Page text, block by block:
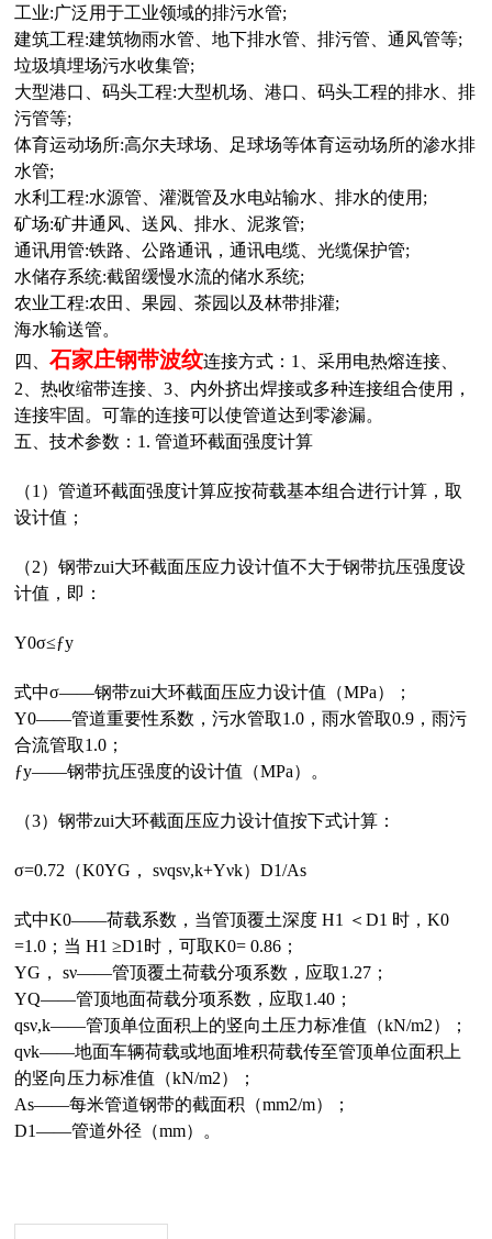
工业:广泛用于工业领域的排污水管;
建筑工程:建筑物雨水管、地下排水管、排污管、通风管等;
垃圾填埋场污水收集管;
大型港口、码头工程:大型机场、港口、码头工程的排水、排
污管等;
体育运动场所:高尔夫球场、足球场等体育运动场所的渗水排
水管;
水利工程:水源管、灌溉管及水电站输水、排水的使用;
矿场:矿井通风、送风、排水、泥浆管;
通讯用管:铁路、公路通讯，通讯电缆、光缆保护管;
水储存系统:截留缓慢水流的储水系统;
农业工程:农田、果园、茶园以及林带排灌;
海水输送管。
四、石家庄钢带波纹连接方式：1、采用电热熔连接、
2、热收缩带连接、3、 内外挤出焊接或多种连接组合使用，
连接牢固。可靠的连接可以使管道达到零渗漏。
五、技术参数： 1. 管道环截面强度计算
（1）管道环截面强度计算应按荷载基本组合进行计算，取
设计值；
（2）钢带zui大环截面压应力设计值不大于钢带抗压强度设
计值，即：
Υ0σ≤ƒy
式中σ——钢带zui大环截面压应力设计值（MPa）；
Υ0——管道重要性系数，污水管取1.0，雨水管取0.9，雨污
合流管取1.0；
ƒy——钢带抗压强度的设计值（MPa）。
（3）钢带zui大环截面压应力设计值按下式计算：
σ=0.72（K0ΥG， sνqsν,k+Υνk）D1/As
式中K0——荷载系数，当管顶覆土深度 H1 ＜D1 时，K0
=1.0；当 H1 ≥D1时，可取K0= 0.86；
ΥG， sν——管顶覆土荷载分项系数，应取1.27；
ΥQ——管顶地面荷载分项系数，应取1.40；
qsν,k——管顶单位面积上的竖向土压力标准值（kN/m2）；
qνk——地面车辆荷载或地面堆积荷载传至管顶单位面积上
的竖向压力标准值（kN/m2）；
As——每米管道钢带的截面积（mm2/m）；
D1——管道外径（mm）。